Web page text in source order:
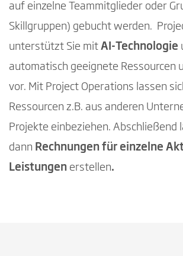
auf einzelne Teammitglieder oder
Skillgruppen) gebucht werden.
unterstützt Sie mit AI-Technologie
automatisch geeignete Ressourcen
vor. Mit Project Operations lassen
Ressourcen z.B. aus anderen
Projekte einbeziehen. Abschließend
dann Rechnungen für einzelne
Leistungen erstellen.